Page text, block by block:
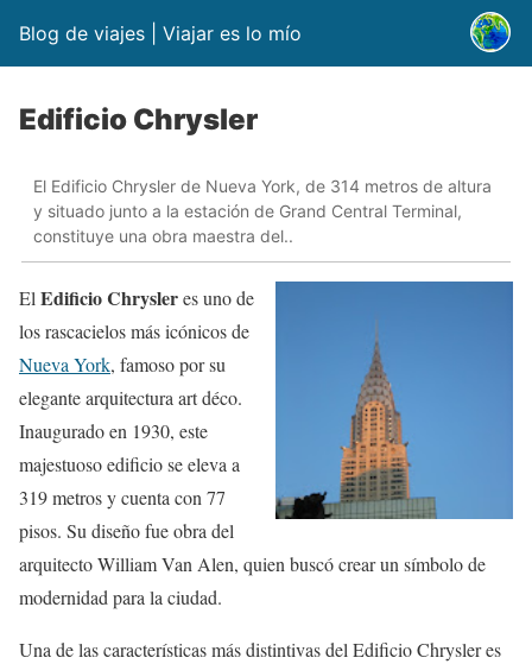
Blog de viajes | Viajar es lo mío
Edificio Chrysler
El Edificio Chrysler de Nueva York, de 314 metros de altura
y situado junto a la estación de Grand Central Terminal,
constituye una obra maestra del..
El Edificio Chrysleres uno de
los rascacielos más icónicos de
Nueva York, famoso por su
elegante arquitectura art déco.
Inaugurado en 1930, este
majestuoso edificio se eleva a
319 metros y cuenta con 77
pisos. Su diseño fue obra del
arquitecto William Van Alen, quien buscó crear un símbolo de
modernidad para la ciudad.
Una de las características más distintivas del Edificio Chrysler es